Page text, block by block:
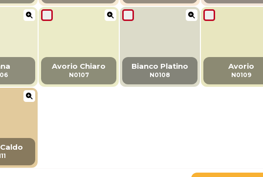
Avorio Chiaro
N0107
Bianco Platino
N0108
Avorio
N0109